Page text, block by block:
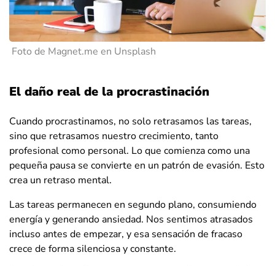
Foto de Magnet.me en Unsplash
El daño real de la procrastinación
Cuando procrastinamos, no solo retrasamos las tareas,
sino que retrasamos nuestro crecimiento, tanto
profesional como personal. Lo que comienza como una
pequeña pausa se convierte en un patrón de evasión. Esto
crea un retraso mental.
Las tareas permanecen en segundo plano, consumiendo
energía y generando ansiedad. Nos sentimos atrasados
incluso antes de empezar, y esa sensación de fracaso
crece de forma silenciosa y constante.